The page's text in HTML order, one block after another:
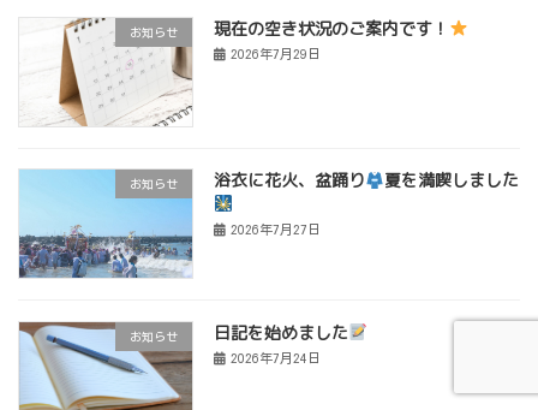
お知らせ 現在の空き状況のご案内です！
2026年7月29日
お知らせ 浴衣に花火、盆踊り 夏を満喫しました
2026年7月27日
お知らせ 日記を始めました
2026年7月24日